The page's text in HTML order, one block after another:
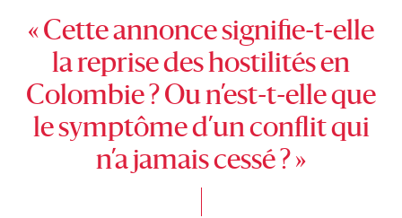
« Cette annonce signifie-t-elle
la reprise des hostilités en
Colombie ? Ou n’est-t-elle que
le symptôme d’un conflit qui
n’a jamais cessé ? »